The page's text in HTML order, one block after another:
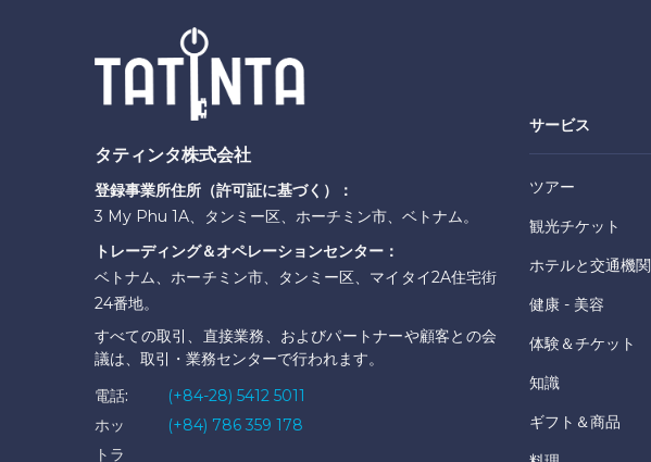
タティンタ株式会社
登録事業所住所（許可証に基づく）：
3 My Phu 1A、タンミー区、ホーチミン市、ベトナム。
トレーディング＆オペレーションセンター：
ベトナム、ホーチミン市、タンミー区、マイタイ2A住宅街
24番地。
すべての取引、直接業務、およびパートナーや顧客との会
議は、取引・業務センターで行われます。
電話:
(+84-28) 5412 5011
ホッ
トラ
(+84) 786 359 178
サービス
ツアー
観光チケット
ホテルと交通機関
健康 - 美容
体験＆チケット
知識
ギフト＆商品